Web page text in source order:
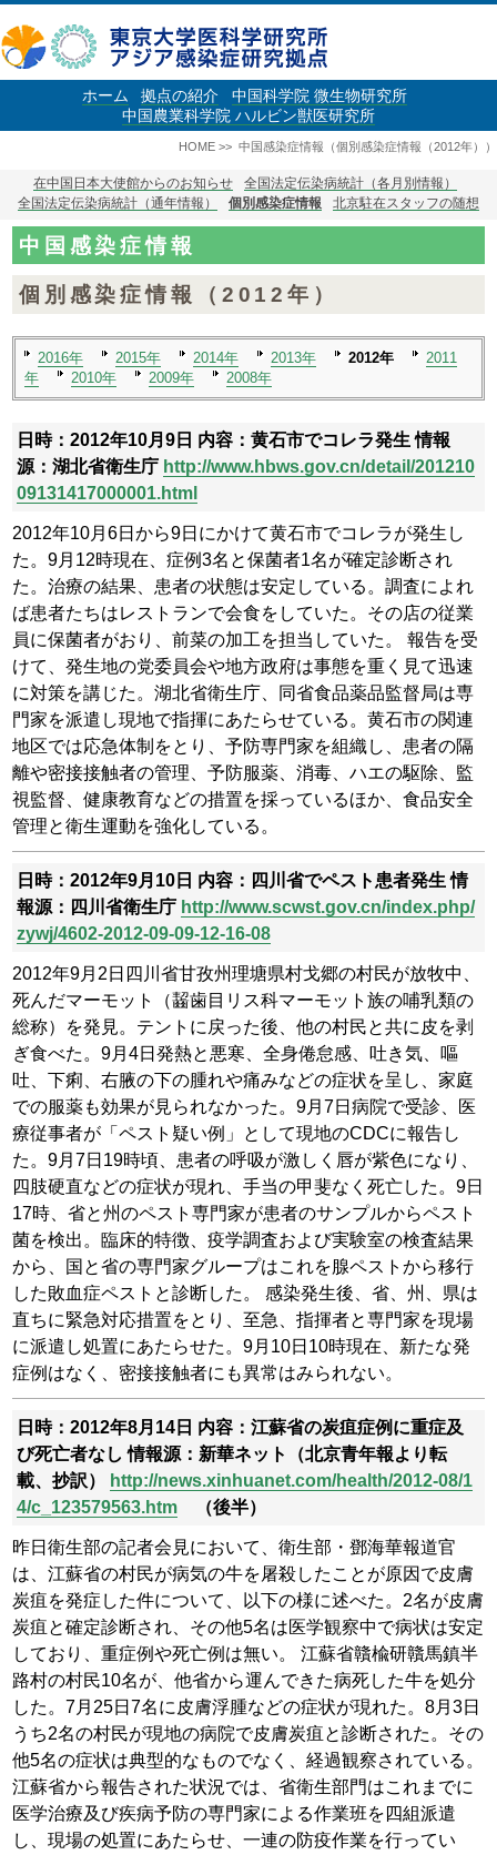
ホーム 拠点の紹介
中国科学院 微生物研究所
中国農業科学院 ハルビン獣医研究所
HOME >> 中国感染症情報（個別感染症情報（2012年））
在中国日本大使館からのお知らせ
全国法定伝染病統計（各月別情報）
全国法定伝染病統計（通年情報）
個別感染症情報 北京駐在スタッフの随想
中国感染症情報
個別感染症情報（2012年）
2016年 2015年 2014年 2013年 2012年
2011
年
2010年 2009年 2008年
日時：2012年10月9日 内容：黄石市でコレラ発生 情報
源：湖北省衛生庁 http://www.hbws.gov.cn/detail/201210
09131417000001.html
2012年10月6日から9日にかけて黄石市でコレラが発生し
た。9月12時現在、症例3名と保菌者1名が確定診断され
た。治療の結果、患者の状態は安定している。調査によれ
ば患者たちはレストランで会食をしていた。その店の従業
員に保菌者がおり、前菜の加工を担当していた。
報告を受
けて、発生地の党委員会や地方政府は事態を重く見て迅速
に対策を講じた。湖北省衛生庁、同省食品薬品監督局は専
門家を派遣し現地で指揮にあたらせている。黄石市の関連
地区では応急体制をとり、予防専門家を組織し、患者の隔
離や密接接触者の管理、予防服薬、消毒、ハエの駆除、監
視監督、健康教育などの措置を採っているほか、食品安全
管理と衛生運動を強化している。
日時：2012年9月10日 内容：四川省でペスト患者発生 情
報源：四川省衛生庁 http://www.scwst.gov.cn/index.php/
zywj/4602-2012-09-09-12-16-08
2012年9月2日四川省甘孜州理塘県村戈郷の村民が放牧中、
死んだマーモット（齧歯目リス科マーモット族の哺乳類の
総称）を発見。テントに戻った後、他の村民と共に皮を剥
ぎ食べた。9月4日発熱と悪寒、全身倦怠感、吐き気、嘔
吐、下痢、右腋の下の腫れや痛みなどの症状を呈し、家庭
での服薬も効果が見られなかった。9月7日病院で受診、医
療従事者が「ペスト疑い例」として現地のCDCに報告し
た。9月7日19時頃、患者の呼吸が激しく唇が紫色になり、
四肢硬直などの症状が現れ、手当の甲斐なく死亡した。9日
17時、省と州のペスト専門家が患者のサンプルからペスト
菌を検出。臨床的特徴、疫学調査および実験室の検査結果
から、国と省の専門家グループはこれを腺ペストから移行
した敗血症ペストと診断した。
感染発生後、省、州、県は
直ちに緊急対応措置をとり、至急、指揮者と専門家を現場
に派遣し処置にあたらせた。9月10日10時現在、新たな発
症例はなく、密接接触者にも異常はみられない。
日時：2012年8月14日 内容：江蘇省の炭疽症例に重症及
び死亡者なし 情報源：新華ネット（北京青年報より転
載、抄訳）
http://news.xinhuanet.com/health/2012-08/1
4/c_123579563.htm （後半）
昨日衛生部の記者会見において、衛生部・鄧海華報道官
は、江蘇省の村民が病気の牛を屠殺したことが原因で皮膚
炭疽を発症した件について、以下の様に述べた。2名が皮膚
炭疽と確定診断され、その他5名は医学観察中で病状は安定
しており、重症例や死亡例は無い。
江蘇省贛楡研贛馬鎮半
路村の村民10名が、他省から運んできた病死した牛を処分
した。7月25日7名に皮膚浮腫などの症状が現れた。8月3日
うち2名の村民が現地の病院で皮膚炭疽と診断された。その
他5名の症状は典型的なものでなく、経過観察されている。
江蘇省から報告された状況では、省衛生部門はこれまでに
医学治療及び疾病予防の専門家による作業班を四組派遣
し、現場の処置にあたらせ、一連の防疫作業を行ってい